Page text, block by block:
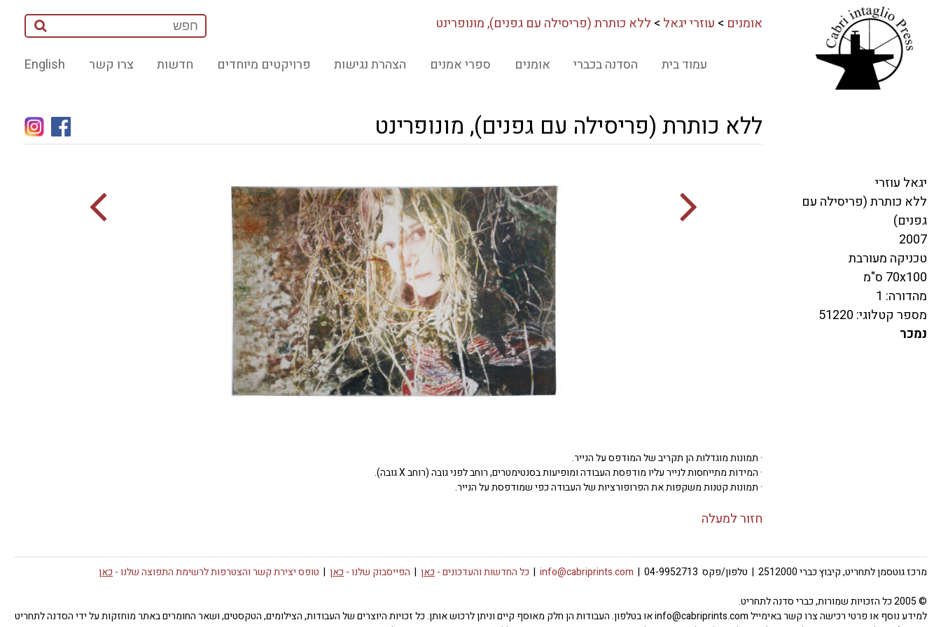
אומנים > עוזרי יגאל > ללא כותרת (פריסילה עם גפנים), מונופרינט
English צרו קשר חדשות פרויקטים מיוחדים הצהרת נגישות ספרי אמנים אומנים הסדנה בכברי עמוד בית
ללא כותרת (פריסילה עם גפנים), מונופרינט
· תמונות מוגדלות הן תקריב של המודפס על הנייר.
· המידות מתייחסות לנייר עליו מודפסת העבודה ומופיעות בסנטימטרים, רוחב לפני גובה (רוחב X גובה).
· תמונות קטנות משקפות את הפרופורציות של העבודה כפי שמודפסת על הנייר.
חזור למעלה
יגאל עוזרי
ללא כותרת (פריסילה עם
גפנים)
2007
טכניקה מעורבת
70x100 ס"מ
מהדורה: 1
מספר קטלוגי: 51220
נמכר
מרכז גוטסמן לתחריט, קיבוץ כברי 2512000 | טלפון/פקס 04-9952713 | info@cabriprints.com
| כל החדשות והעדכונים - כאן | הפייסבוק שלנו - כאן | טופס יצירת קשר והצטרפות לרשימת התפוצה שלנו - כאן
© 2005 כל הזכויות שמורות, כברי סדנה לתחריט.
למידע נוסף או פרטי רכישה צרו קשר באימייל info@cabriprints.com או בטלפון. העבודות הן חלק מאוסף קיים וניתן לרכוש אותן. כל זכויות היוצרים של העבודות, הצילומים, הטקסטים, ושאר החומרים באתר מוחזקות על ידי הסדנה לתחריט